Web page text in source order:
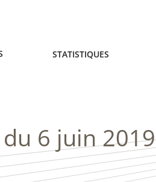
STATISTIQUES
6 juin 2019